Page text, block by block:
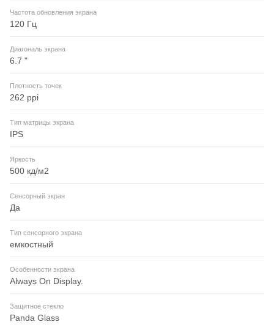
Частота обновления экрана
120 Гц
Диагональ экрана
6.7 "
Плотность точек
262 ppi
Тип матрицы экрана
IPS
Яркость
500 кд/м2
Сенсорный экран
Да
Тип сенсорного экрана
емкостный
Особенности экрана
Always On Display.
Защитное стекло
Panda Glass